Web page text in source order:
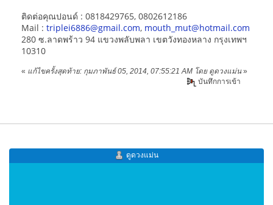
ติดต่อคุณปอนด์ : 0818429765, 0802612186
Mail : triplei6886@gmail.com, mouth_mut@hotmail.com
280 ซ.ลาดพร้าว 94 แขวงพลับพลา เขตวังทองหลาง กรุงเทพฯ
10310
« แก้ไขครั้งสุดท้าย: กุมภาพันธ์ 05, 2014, 07:55:21 AM โดย ดูดวงแม่น»
บันทึกการเข้า
ดูดวงแม่น